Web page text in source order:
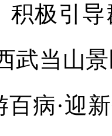
积极引
武当山
百病·迎